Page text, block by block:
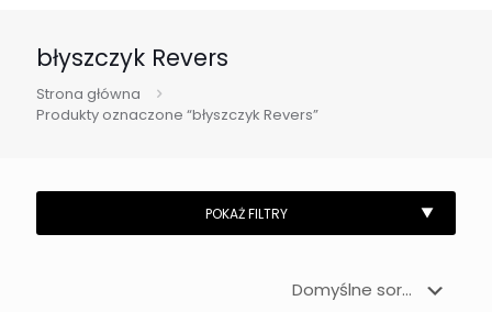
błyszczyk Revers
Strona główna
Produkty oznaczone “błyszczyk Revers”